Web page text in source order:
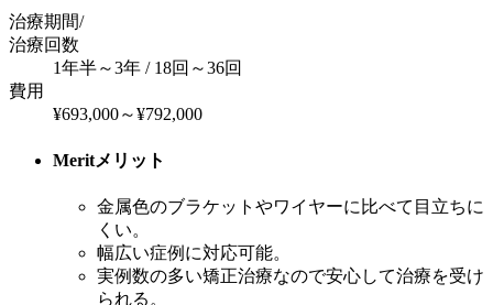
治療期間/
治療回数
1年半～3年 / 18回～36回
費用
¥693,000～¥792,000
Meritメリット
金属色のブラケットやワイヤーに比べて目立ちに
くい。
幅広い症例に対応可能。
実例数の多い矯正治療なので安心して治療を受け
られる。